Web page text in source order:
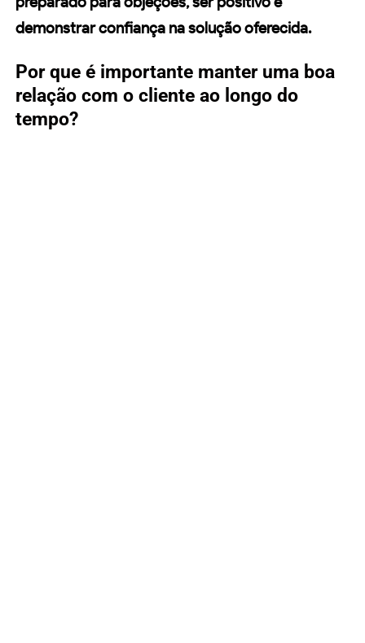
demonstrar confiança na solução oferecida.
Por que é importante manter uma boa
relação com o cliente ao longo do
tempo?